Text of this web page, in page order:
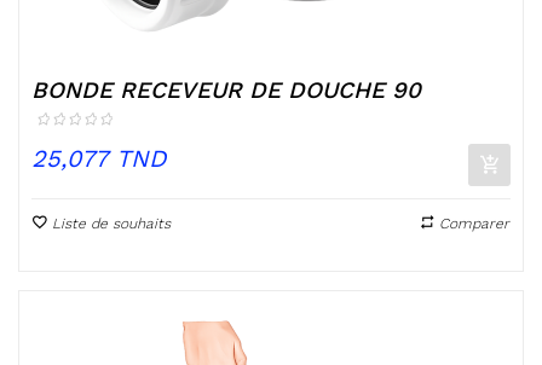
BONDE RECEVEUR DE DOUCHE 90
Prix
25,077 TND
Liste de souhaits Comparer